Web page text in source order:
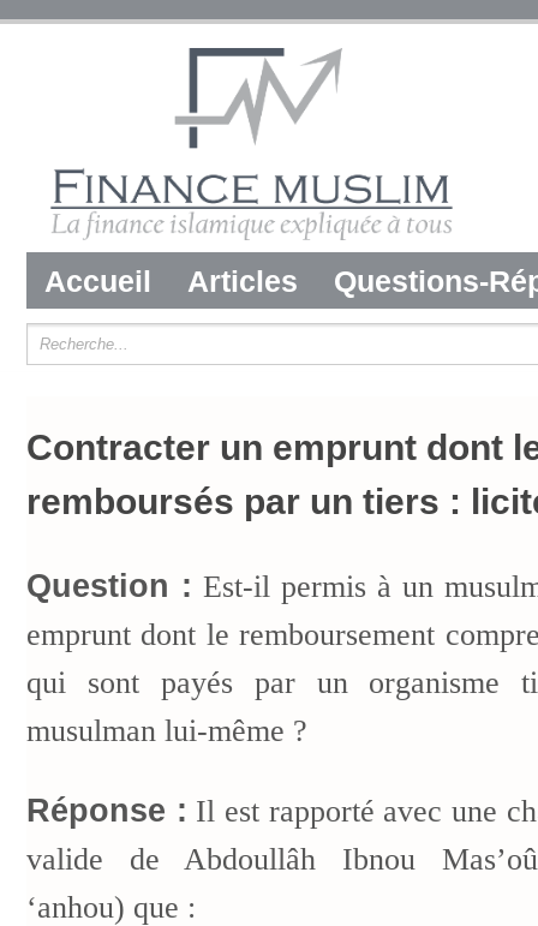
Accueil Articles Questions-
Contracter un emprunt dont
remboursés par un tiers :
Question : Est-il permis à un
emprunt dont le remboursement
qui sont payés par un organisme
musulman lui-même ?
Réponse : Il est rapporté avec une
valide de Abdoullâh Ibnou
‘anhou) que :